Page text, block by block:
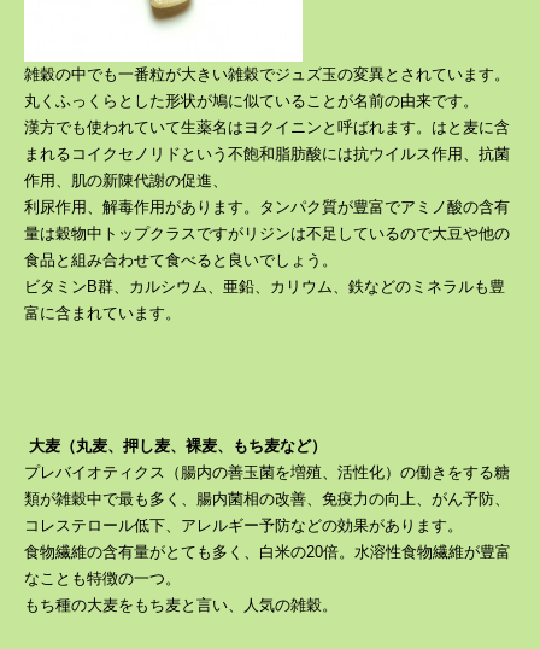
雑穀の中でも一番粒が大きい雑穀でジュズ玉の変異とされています。
丸くふっくらとした形状が鳩に似ていることが名前の由来です。
漢方でも使われていて生薬名はヨクイニンと呼ばれます。はと麦に含
まれるコイクセノリドという不飽和脂肪酸には抗ウイルス作用、抗菌
作用、肌の新陳代謝の促進、
利尿作用、解毒作用があります。タンパク質が豊富でアミノ酸の含有
量は穀物中トップクラスですが リジンは不足しているので大豆や他の
食品と組み合わせて食べると良いでしょう。
ビタミンB群、カルシウム、亜鉛、カリウム、鉄などのミネラルも豊
富に含まれています。
大麦（丸麦、押し麦、裸麦、もち麦など）
プレバイオティクス（腸内の善玉菌を増殖、活性化）の働きをする糖
類が雑穀中で最も多く、腸内菌相の改善、免疫力の向上、がん予防、
コレステロール低下、アレルギー予防などの効果があります。
食物繊維の含有量がとても多く、白米の20倍。水溶性食物繊維が豊富
なことも特徴の一つ。
もち種の大麦をもち麦と言い、人気の雑穀。